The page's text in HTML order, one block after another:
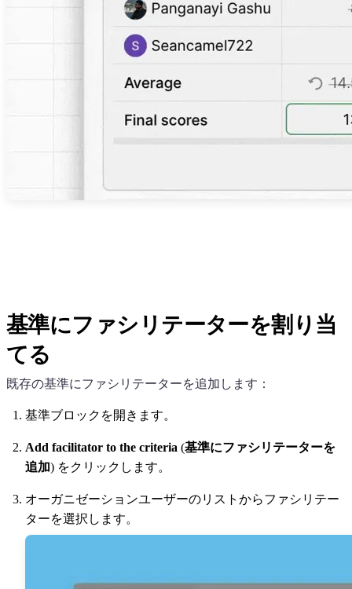
基準にファシリテーターを割り当
てる
既存の基準にファシリテーターを追加します：
基準ブロックを開きます。
Add facilitator to the criteria (基準にファシリテーターを
追加) をクリックします。
オーガニゼーションユーザーのリストからファシリテー
ターを選択します。